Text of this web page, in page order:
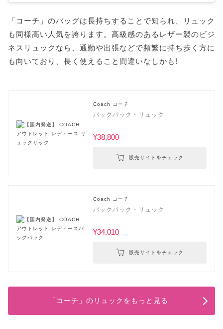
「コーチ」のバッグは長持ちすることで知られ、リュック
も同様高い人気を誇ります。高級感のあるレザー製のビジ
ネスリュックなら、通勤や出張などで頻繁に持ち歩く方に
も向いており、長く使えること間違いなしかも!
Coach コーチ
バックパック・リュック
¥38,800
販売サイトをチェック
Coach コーチ
バックパック・リュック
¥34,010
販売サイトをチェック
「コーチ」のリュックをもっと見る